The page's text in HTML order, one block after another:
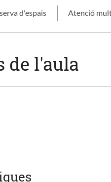
d'espais Atenció
de l'aula